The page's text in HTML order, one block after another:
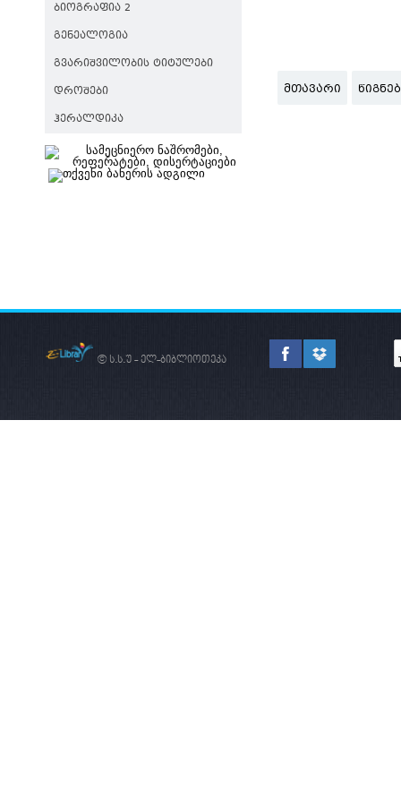
ᲑᲘᲝᲒᲠᲐᲤᲘᲐ 2
ᲒᲔᲜᲔᲐᲚᲝᲒᲘᲐ
ᲒᲕᲐᲠᲘᲨᲕᲘᲚᲝᲑᲘᲡ ᲢᲘᲢᲣᲚᲔᲑᲘ
ᲓᲠᲝᲨᲔᲑᲘ
ᲰᲔᲠᲐᲚᲓᲘᲙᲐ
ᲛᲗᲐᲕᲐᲠᲘ
© ს.ს.უ - ელ-ბიბლიოთეკა